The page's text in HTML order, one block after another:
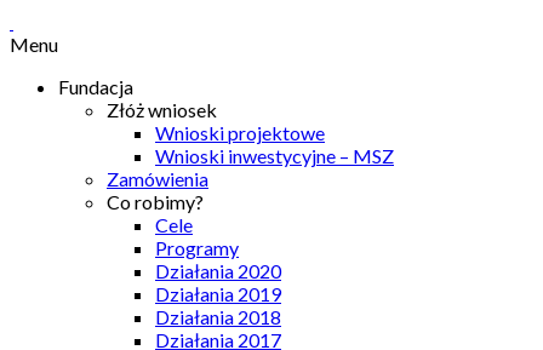
Menu
Fundacja
Złóż wniosek
Wnioski projektowe
Wnioski inwestycyjne – MSZ
Zamówienia
Co robimy?
Cele
Programy
Działania 2020
Działania 2019
Działania 2018
Działania 2017